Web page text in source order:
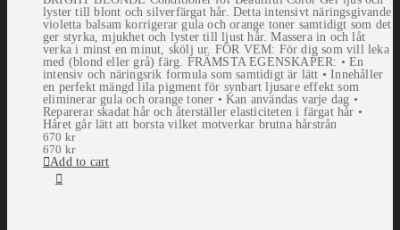
lyster till blont och silverfärgat hår. Detta intensivt näringsgivande
violetta balsam korrigerar gula och orange toner samtidigt som det
ger styrka, mjukhet och lyster till ljust hår. Massera in och låt
verka i minst en minut, skölj ur. FÖR VEM: För dig som vill leka
med (blond eller grå) färg. FRÄMSTA EGENSKAPER: • En
intensiv och näringsrik formula som samtidigt är lätt • Innehåller
en perfekt mängd lila pigment för synbart ljusare effekt som
eliminerar gula och orange toner • Kan användas varje dag •
Reparerar skadat hår och återställer elasticiteten i färgat hår •
Håret går lätt att borsta vilket motverkar brutna hårstrån
670 kr
670 kr
Add to cart